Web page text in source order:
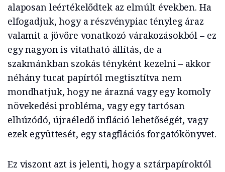
alaposan leértékelődtek az elmúlt években. Ha
elfogadjuk, hogy a részvénypiac tényleg áraz
valamit a jövőre vonatkozó várakozásokból – ez
egy nagyon is vitatható állítás, de a
szakmánkban szokás tényként kezelni – akkor
néhány tucat papírtól megtisztítva nem
mondhatjuk, hogy ne árazná vagy egy komoly
növekedési probléma, vagy egy tartósan
elhúzódó, újraéledő infláció lehetőségét, vagy
ezek együttesét, egy stagflációs forgatókönyvet.
Ez viszont azt is jelenti, hogy a sztárpapíroktól